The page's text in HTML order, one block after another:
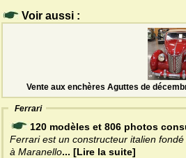
Voir aussi :
Vente aux enchères Aguttes de
Ferrari
120 modèles et 806 photos
Ferrari est un constructeur italien
à Maranello... [Lire la suite]